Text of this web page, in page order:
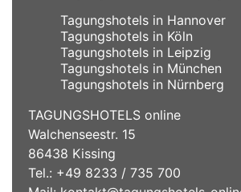
Tagungshotels in Hannover
Tagungshotels in Köln
Tagungshotels in Leipzig
Tagungshotels in München
Tagungshotels in Nürnberg
TAGUNGSHOTELS online
Walchenseestr. 15
86438 Kissing
Tel.: +49 8233 / 735 700